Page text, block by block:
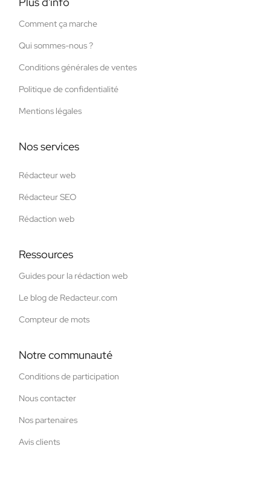
Comment ça marche
Qui sommes-nous ?
Conditions générales de ventes
Politique de confidentialité
Mentions légales
Nos services
Rédacteur web
Rédacteur SEO
Rédaction web
Ressources
Guides pour la rédaction web
Le blog de Redacteur.com
Compteur de mots
Notre communauté
Conditions de participation
Nous contacter
Nos partenaires
Avis clients